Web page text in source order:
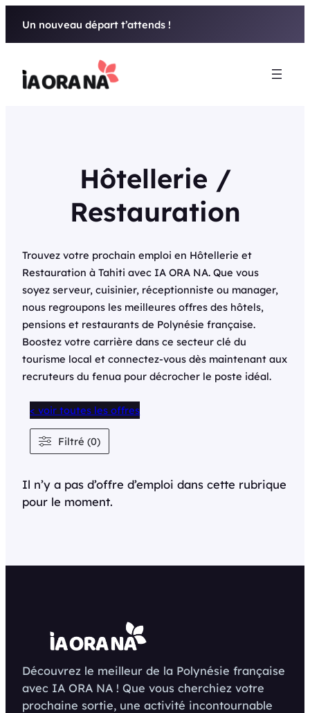
Un nouveau départ t’attends !
Hôtellerie /
Restauration
Trouvez votre prochain emploi en Hôtellerie et
Restauration à Tahiti avec IA ORA NA. Que vous
soyez serveur, cuisinier, réceptionniste ou manager,
nous regroupons les meilleures offres des hôtels,
pensions et restaurants de Polynésie française.
Boostez votre carrière dans ce secteur clé du
tourisme local et connectez-vous dès maintenant aux
recruteurs du fenua pour décrocher le poste idéal.
Il n’y a pas d’offre d’emploi dans cette rubrique
pour le moment.
< voir toutes les offres
Filtré (0)
Découvrez le meilleur de la Polynésie française
avec IA ORA NA ! Que vous cherchiez votre
prochaine sortie, une activité incontournable